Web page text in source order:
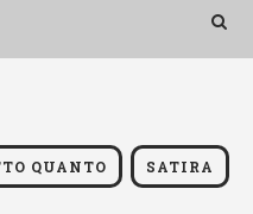
QUANTO SATIRA